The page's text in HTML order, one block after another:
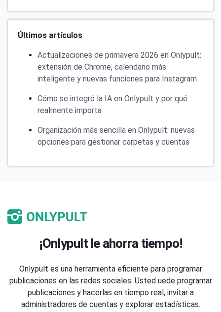
Últimos artículos
Actualizaciones de primavera 2026 en Onlypult:
extensión de Chrome, calendario más
inteligente y nuevas funciones para Instagram
Cómo se integró la IA en Onlypult y por qué
realmente importa
Organización más sencilla en Onlypult: nuevas
opciones para gestionar carpetas y cuentas
¡Onlypult le ahorra tiempo!
Onlypult es una herramienta eficiente para programar
publicaciones en las redes sociales. Usted uede programar
publicaciones y hacerlas en tiempo real, invitar a
administradores de cuentas y explorar estadísticas.